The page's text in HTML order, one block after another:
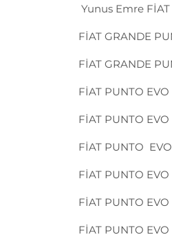
Yunus Emre
FİAT GRANDE
FİAT GRANDE
FİAT PUNTO
FİAT PUNTO
FİAT PUNTO
FİAT PUNTO
FİAT PUNTO
FİAT PUNTO